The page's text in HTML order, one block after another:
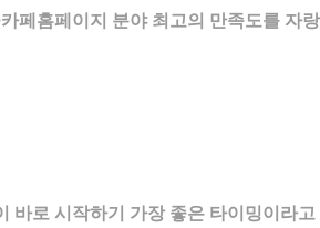
페홈페이지 분야 최고의 만족도를 자
바로 시작하기 가장 좋은 타이밍이라